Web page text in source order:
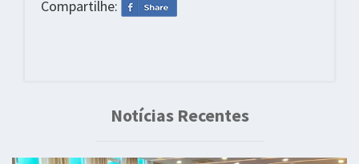
Compartilhe:
Notícias Recentes